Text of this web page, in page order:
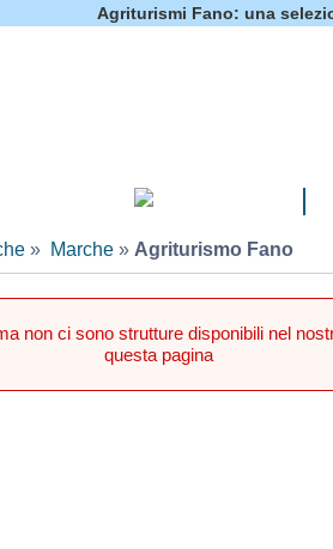
Agriturismi Fano: una
» Marche» Agriturismo Fano
non ci sono strutture disponibili nel
questa pagina